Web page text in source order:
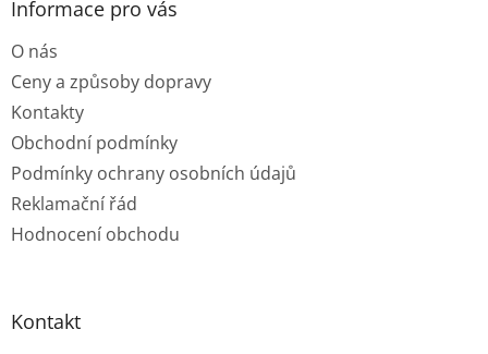
Informace pro vás
O nás
Ceny a způsoby dopravy
Kontakty
Obchodní podmínky
Podmínky ochrany osobních údajů
Reklamační řád
Hodnocení obchodu
Kontakt